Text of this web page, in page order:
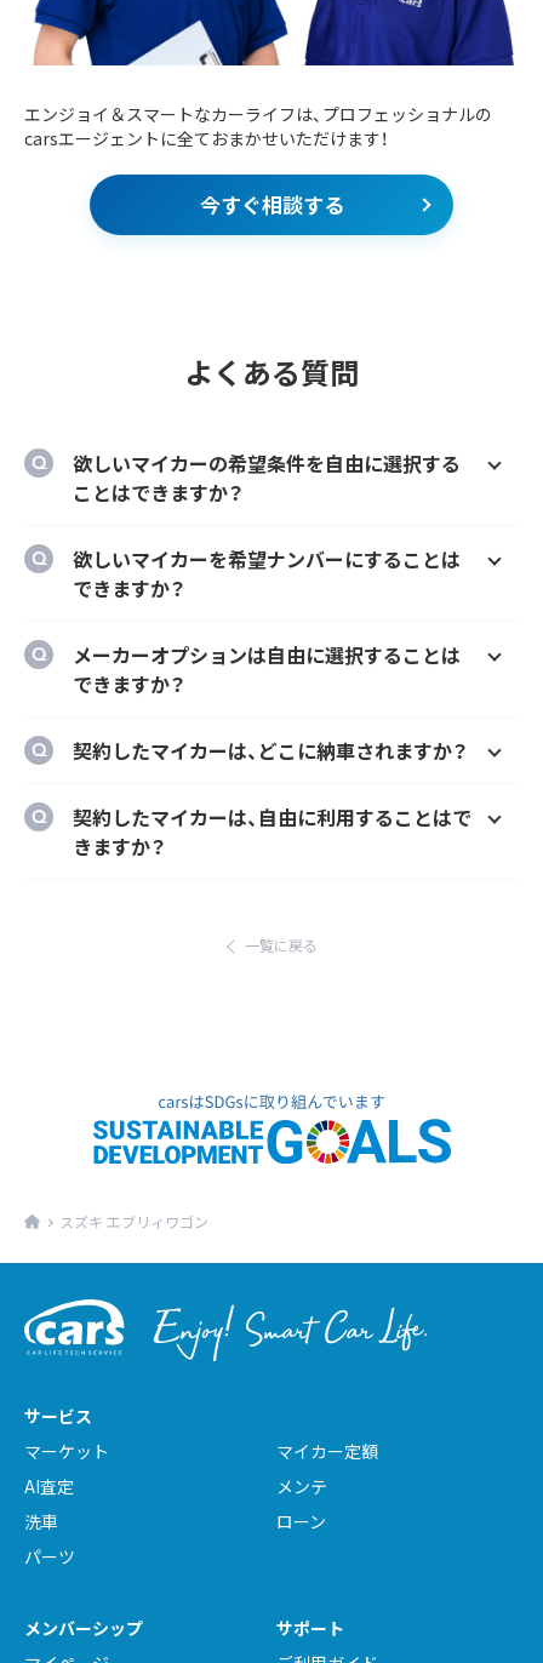
エンジョイ＆スマートなカーライフは、プロフェッショナルの
carsエージェントに全ておまかせいただけます！
今すぐ相談する
よくある質問
欲しいマイカーの希望条件を自由に選択する
ことはできますか？
ー、契約期間、ボーナス払い等を自由に選択す
ることができます。
欲しいマイカーを希望ナンバーにすることは
できますか？
とができます。
メーカーオプションは自由に選択することは
できますか？
様にカーナビ、ドラレコ、ETC、フロアマット等
ます。
契約したマイカーは、どこに納車されますか？
とができます。
ただし、輸入車リース（新車）の場合、納車場所
契約したマイカーは、自由に利用することはで
きますか？
一覧に戻る
スズキ エブリィワゴン
サービス
マーケット
マイカー定額
AI査定
メンテ
洗車
ローン
パーツ
メンバーシップ
サポート